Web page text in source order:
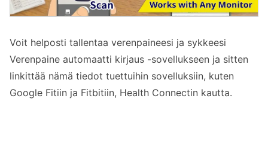
Voit helposti tallentaa verenpaineesi ja sykkeesi
Verenpaine automaatti kirjaus -sovellukseen ja sitten
linkittää nämä tiedot tuettuihin sovelluksiin, kuten
Google Fitiin ja Fitbitiin, Health Connectin kautta.